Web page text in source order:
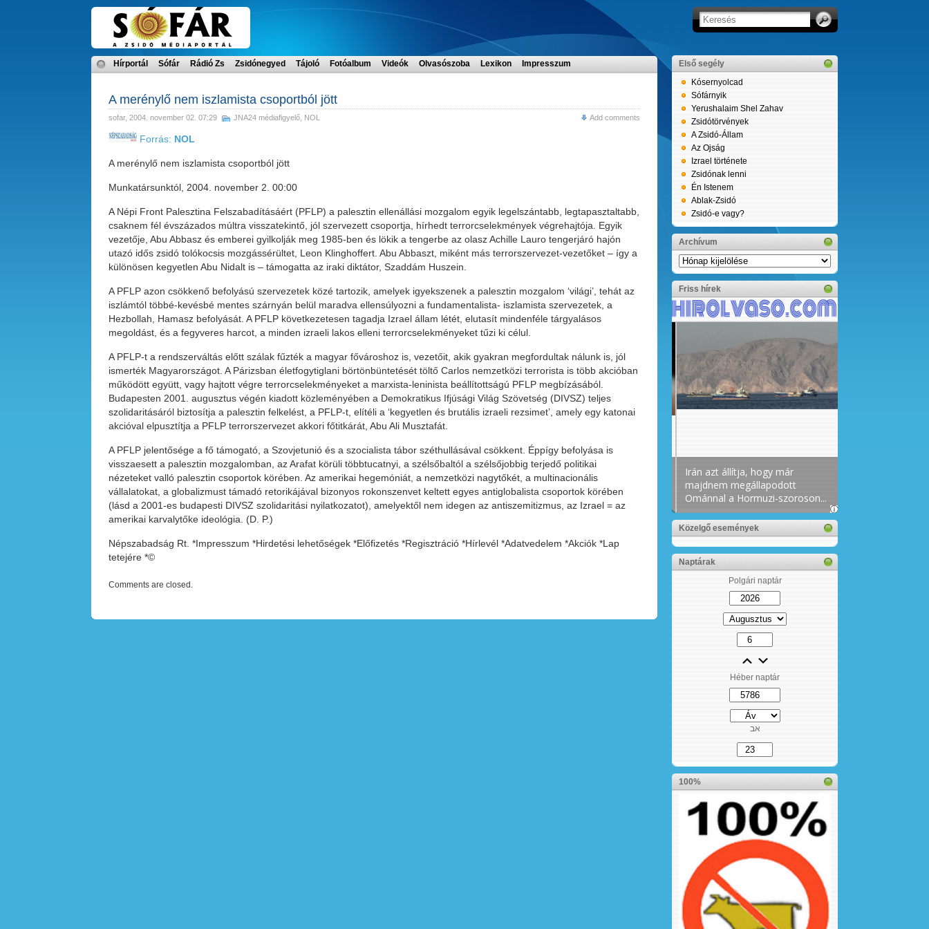
Hírportál Sófár Rádió Zs Zsidónegyed Tájoló Fotóalbum Videók Olvasószoba Lexikon Impresszum
A merénylő nem iszlamista csoportból jött
sofar, 2004. november 02. 07:29 JNA24 médiafigyelő NOL Add comments
Forrás: NOL
A merénylő nem iszlamista csoportból jött
Munkatársunktól, 2004. november 2. 00:00
A Népi Front Palesztina Felszabadításáért (PFLP) a palesztin ellenállási mozgalom egyik legelszántabb, legtapasztaltabb,
csaknem fél évszázados múltra visszatekintő, jól szervezett csoportja, hírhedt terrorcselekmények végrehajtója. Egyik
vezetője, Abu Abbasz és emberei gyilkolják meg 1985-ben és lökik a tengerbe az olasz Achille Lauro tengerjáró hajón
utazó idős zsidó tolókocsis mozgássérültet, Leon Klinghoffert. Abu Abbaszt, miként más terrorszervezet-vezetőket – így a
különösen kegyetlen Abu Nidalt is – támogatta az iraki diktátor, Szaddám Huszein.
A PFLP azon csökkenő befolyású szervezetek közé tartozik, amelyek igyekszenek a palesztin mozgalom ‘világi’, tehát az
iszlámtól többé-kevésbé mentes szárnyán belül maradva ellensúlyozni a fundamentalista- iszlamista szervezetek, a
Hezbollah, Hamasz befolyását. A PFLP következetesen tagadja Izrael állam létét, elutasít mindenféle tárgyalásos
megoldást, és a fegyveres harcot, a minden izraeli lakos elleni terrorcselekményeket tűzi ki célul.
A PFLP-t a rendszerváltás előtt szálak fűzték a magyar fővároshoz is, vezetőit, akik gyakran megfordultak nálunk is, jól
ismerték Magyarországot. A Párizsban életfogytiglani börtönbüntetését töltő Carlos nemzetközi terrorista is több akcióban
működött együtt, vagy hajtott végre terrorcselekményeket a marxista-leninista beállítottságú PFLP megbízásából.
Budapesten 2001. augusztus végén kiadott közleményében a Demokratikus Ifjúsági Világ Szövetség (DIVSZ) teljes
szolidaritásáról biztosítja a palesztin felkelést, a PFLP-t, elítéli a ‘kegyetlen és brutális izraeli rezsimet’, amely egy katonai
akcióval elpusztítja a PFLP terrorszervezet akkori főtitkárát, Abu Ali Musztafát.
A PFLP jelentősége a fő támogató, a Szovjetunió és a szocialista tábor széthullásával csökkent. Éppígy befolyása is
visszaesett a palesztin mozgalomban, az Arafat körüli többtucatnyi, a szélsőbaltól a szélsőjobbig terjedő politikai
nézeteket valló palesztin csoportok körében. Az amerikai hegemóniát, a nemzetközi nagytőkét, a multinacionális
vállalatokat, a globalizmust támadó retorikájával bizonyos rokonszenvet keltett egyes antiglobalista csoportok körében
(lásd a 2001-es budapesti DIVSZ szolidaritási nyilatkozatot), amelyektől nem idegen az antiszemitizmus, az Izrael = az
amerikai karvalytőke ideológia. (D. P.)
Népszabadság Rt. *Impresszum *Hirdetési lehetőségek *Előfizetés *Regisztráció *Hírlevél *Adatvedelem *Akciók *Lap
tetejére *©
Comments are closed.
Első segély
Kósernyolcad
Sófárnyik
Yerushalaim Shel Zahav
Zsidótörvények
A Zsidó-Állam
Az Ojság
Izrael története
Zsidónak lenni
Én Istenem
Ablak-Zsidó
Zsidó-e vagy?
Archívum
Archívum
Friss hírek
Közelgő események
Naptárak
Polgári naptár
Héber naptár
אב
100%